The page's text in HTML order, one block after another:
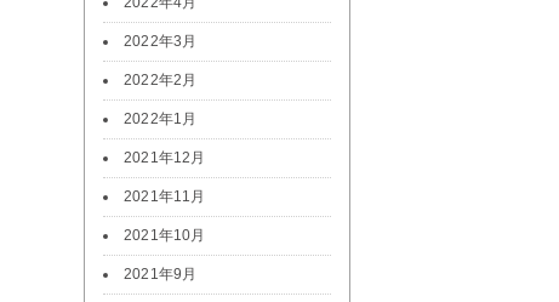
2022年3月
2022年2月
2022年1月
2021年12月
2021年11月
2021年10月
2021年9月